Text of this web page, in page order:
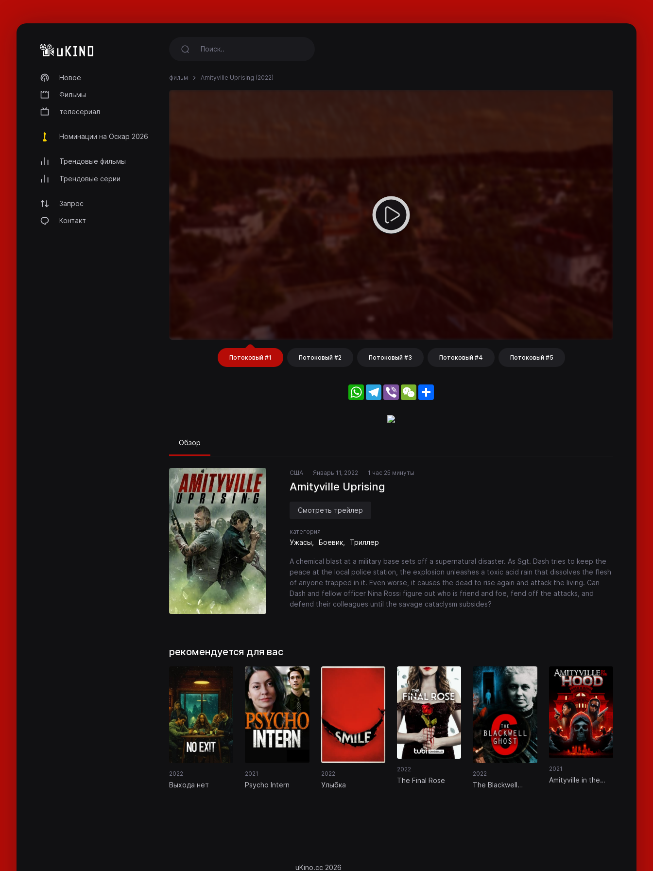
Новое
Фильмы
телесериал
Номинации на Оскар 2026
Трендовые фильмы
Трендовые серии
Запрос
Контакт
фильм Amityville Uprising (2022)
Потоковый #1 Потоковый #2 Потоковый #3 Потоковый #4 Потоковый #5
WhatsApp
Telegram
Viber WeChat
Обзор
США Январь 11, 2022 1 час 25 минуты
Amityville Uprising
Смотреть трейлер
категория
Ужасы Боевик Триллер
A chemical blast at a military base sets off a supernatural disaster. As Sgt. Dash tries to keep the
peace at the local police station, the explosion unleashes a toxic acid rain that dissolves the flesh
of anyone trapped in it. Even worse, it causes the dead to rise again and attack the living. Can
Dash and fellow officer Nina Rossi figure out who is friend and foe, fend off the attacks, and
defend their colleagues until the savage cataclysm subsides?
рекомендуется для вас
2022
Выхода нет
2021
Psycho Intern
2022
Улыбка
2022
The Final Rose
2022
The Blackwell
2021
Amityville in the
uKino.cc 2026